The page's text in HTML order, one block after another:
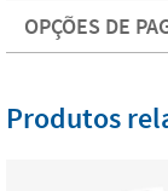
OPÇÕES DE
Produtos